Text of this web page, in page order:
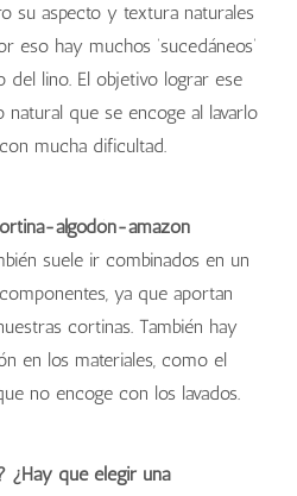
su aspecto y textura naturales
eso hay muchos ‘sucedáneos’
del lino. El objetivo lograr ese
que se encoge al lavarlo
mucha dificultad.
suele ir combinados en un
ya que aportan
cortinas. También hay
en los materiales, como el
no encoge con los lavados.
¿Hay que elegir una